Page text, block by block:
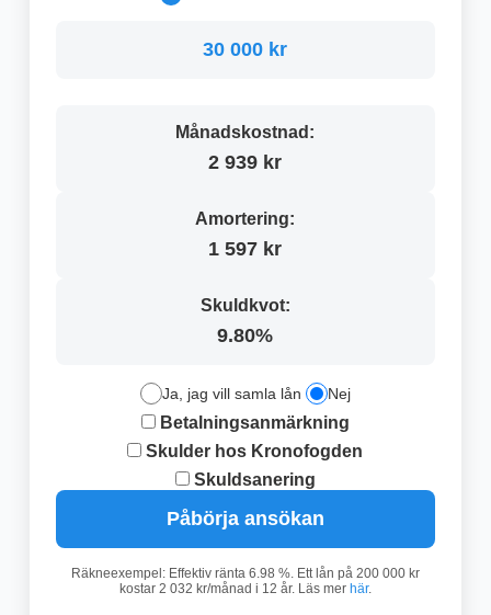
30 000 kr
Månadskostnad:
2 939 kr
Amortering:
1 597 kr
Skuldkvot:
9.80%
Ja, jag vill samla lån Nej
Betalningsanmärkning
Skulder hos Kronofogden
Skuldsanering
Påbörja ansökan
Räkneexempel: Effektiv ränta 6.98 %. Ett lån på 200 000 kr
kostar 2 032 kr/månad i 12 år. Läs mer här.